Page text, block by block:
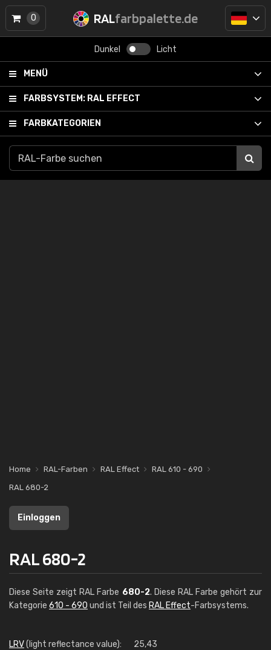
RALfarbpalette.de
Dunkel Licht
MENÜ
FARBSYSTEM: RAL EFFECT
FARBKATEGORIEN
0
Home RAL-Farben RAL Effect
RAL 610 - 690
RAL 680-2
Einloggen
RAL 680-2
Diese Seite zeigt RAL Farbe 680-2. Diese RAL Farbe gehört zur
Kategorie 610 - 690 und ist Teil des RAL Effect-Farbsystems.
LRV(light reflectance value): 25,43